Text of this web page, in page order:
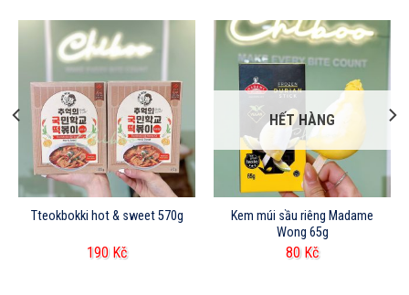
Tteokbokki hot & sweet 570g
190 Kč
HẾT HÀNG
Kem múi sầu riêng Madame
Wong 65g
80 Kč